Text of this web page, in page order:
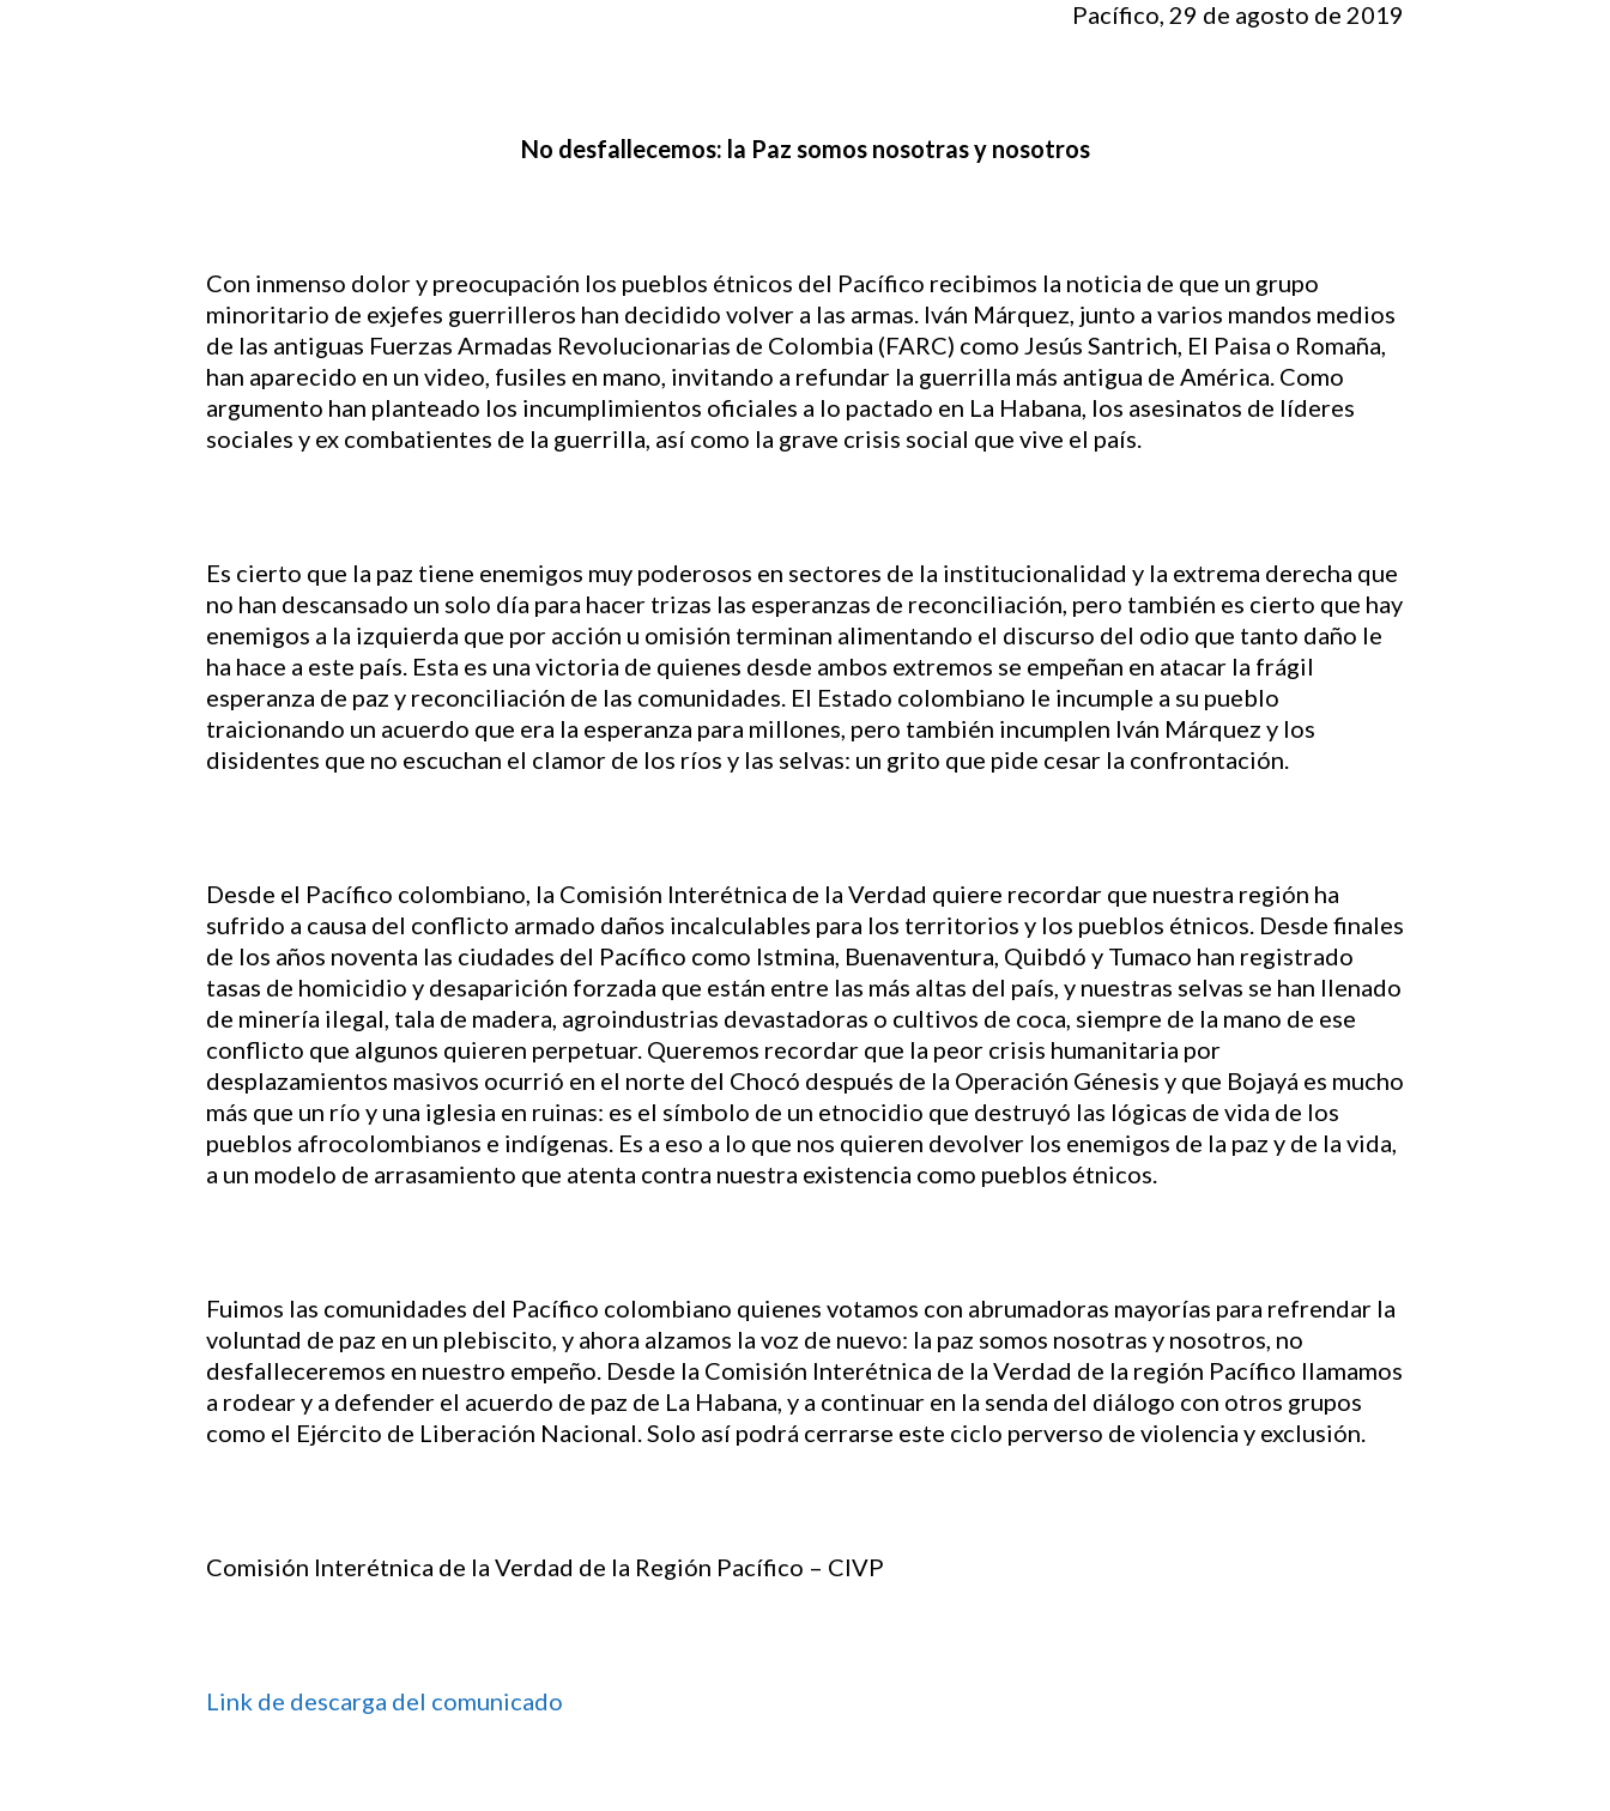
Hit enter to search or ESC to close
Pacífico, 29 de agosto de 2019
No desfallecemos: la Paz somos nosotras y nosotros
Con inmenso dolor y preocupación los pueblos étnicos del Pacífico recibimos la noticia de que un grupo
minoritario de exjefes guerrilleros han decidido volver a las armas. Iván Márquez, junto a varios mandos medios
de las antiguas Fuerzas Armadas Revolucionarias de Colombia (FARC) como Jesús Santrich, El Paisa o Romaña,
han aparecido en un video, fusiles en mano, invitando a refundar la guerrilla más antigua de América. Como
argumento han planteado los incumplimientos oficiales a lo pactado en La Habana, los asesinatos de líderes
sociales y ex combatientes de la guerrilla, así como la grave crisis social que vive el país.
Es cierto que la paz tiene enemigos muy poderosos en sectores de la institucionalidad y la extrema derecha que
no han descansado un solo día para hacer trizas las esperanzas de reconciliación, pero también es cierto que hay
enemigos a la izquierda que por acción u omisión terminan alimentando el discurso del odio que tanto daño le
ha hace a este país. Esta es una victoria de quienes desde ambos extremos se empeñan en atacar la frágil
esperanza de paz y reconciliación de las comunidades. El Estado colombiano le incumple a su pueblo
traicionando un acuerdo que era la esperanza para millones, pero también incumplen Iván Márquez y los
disidentes que no escuchan el clamor de los ríos y las selvas: un grito que pide cesar la confrontación.
Desde el Pacífico colombiano, la Comisión Interétnica de la Verdad quiere recordar que nuestra región ha
sufrido a causa del conflicto armado daños incalculables para los territorios y los pueblos étnicos. Desde finales
de los años noventa las ciudades del Pacífico como Istmina, Buenaventura, Quibdó y Tumaco han registrado
tasas de homicidio y desaparición forzada que están entre las más altas del país, y nuestras selvas se han llenado
de minería ilegal, tala de madera, agroindustrias devastadoras o cultivos de coca, siempre de la mano de ese
conflicto que algunos quieren perpetuar. Queremos recordar que la peor crisis humanitaria por
desplazamientos masivos ocurrió en el norte del Chocó después de la Operación Génesis y que Bojayá es mucho
más que un río y una iglesia en ruinas: es el símbolo de un etnocidio que destruyó las lógicas de vida de los
pueblos afrocolombianos e indígenas. Es a eso a lo que nos quieren devolver los enemigos de la paz y de la vida,
a un modelo de arrasamiento que atenta contra nuestra existencia como pueblos étnicos.
Fuimos las comunidades del Pacífico colombiano quienes votamos con abrumadoras mayorías para refrendar la
voluntad de paz en un plebiscito, y ahora alzamos la voz de nuevo: la paz somos nosotras y nosotros, no
desfalleceremos en nuestro empeño. Desde la Comisión Interétnica de la Verdad de la región Pacífico llamamos
a rodear y a defender el acuerdo de paz de La Habana, y a continuar en la senda del diálogo con otros grupos
como el Ejército de Liberación Nacional. Solo así podrá cerrarse este ciclo perverso de violencia y exclusión.
Comisión Interétnica de la Verdad de la Región Pacífico – CIVP
Link de descarga del comunicado